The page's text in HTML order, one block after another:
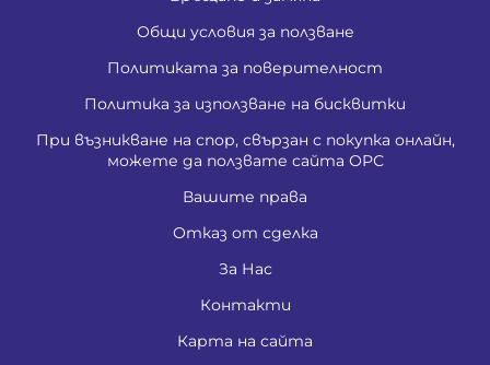
Общи условия за ползване
Политиката за поверителност
Политика за използване на бисквитки
При възникване на спор, свързан с покупка онлайн,
можете да ползвате сайта ОРС
Вашите права
Отказ от сделка
За Нас
Контакти
Карта на сайта